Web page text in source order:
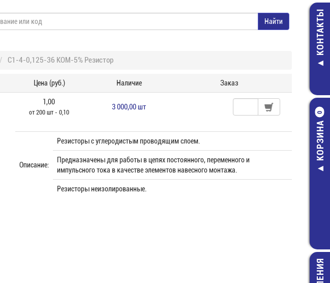
КОНТАКТЫ
КОРЗИНА
0
С1-4-0,125-36 КОМ-5% Резистор
Цена (руб.) Наличие Заказ
1,00
от 200 шт - 0,10
3 000,00 шт
Описание:
Резисторы с углеродистым проводящим слоем.
Предназначены для работы в цепях постоянного, переменного и
импульсного тока в качестве элементов навесного монтажа.
Резисторы неизолированные.